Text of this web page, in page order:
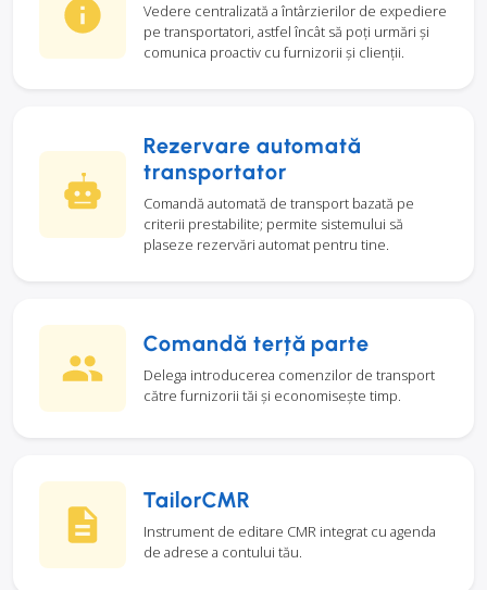
Vedere centralizată a întârzierilor de expediere
pe transportatori, astfel încât să poți urmări și
comunica proactiv cu furnizorii și clienții.
Rezervare automată
transportator
Comandă automată de transport bazată pe
criterii prestabilite; permite sistemului să
plaseze rezervări automat pentru tine.
Comandă terță parte
Delega introducerea comenzilor de transport
către furnizorii tăi și economisește timp.
TailorCMR
Instrument de editare CMR integrat cu agenda
de adrese a contului tău.